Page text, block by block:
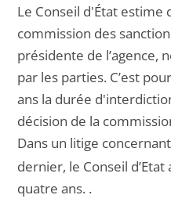
Le Conseil d'État estime
commission des
présidente de l’agence,
par les parties. C’est
ans la durée
décision de la
Dans un litige
dernier, le Conseil
quatre ans. .